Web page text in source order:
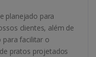
planejado para
clientes, além de
para facilitar o
pratos projetados